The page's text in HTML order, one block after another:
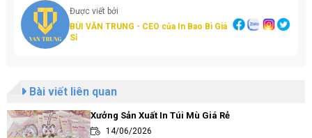
Được viết bởi
BÙI VĂN TRUNG - CEO của In Bao Bì Giá
Sỉ
Bài viết liên quan
Xưởng Sản Xuất In Túi Mù Giá Rẻ
14/06/2026